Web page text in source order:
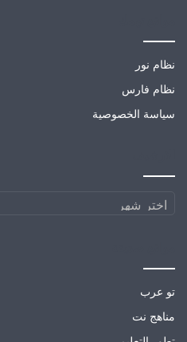
نظام نور
نظام فارس
سياسة الخصوصية
الارشيف
تو عرب
مناهج نت